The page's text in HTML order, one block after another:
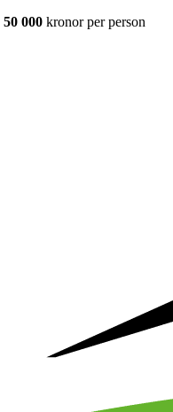
50 000 kronor per person